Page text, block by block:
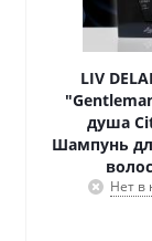
LIV
душа
Шампунь
Нет в